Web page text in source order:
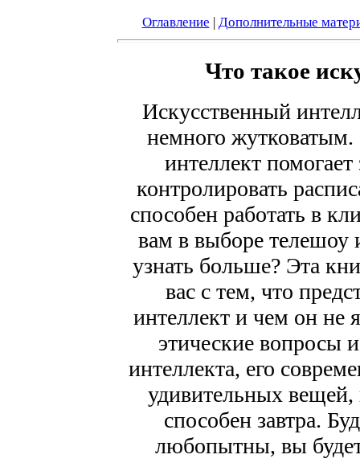
Оглавление | Дополнительные
Что такое
Искусственный
немного
интеллект
контролировать
способен работать в
вам в выборе телешоу
узнать больше? Эта
вас с тем, что
интеллект и чем он не
этические вопросы
интеллекта, его
удивительных вещей,
способен завтра.
любопытны, вы